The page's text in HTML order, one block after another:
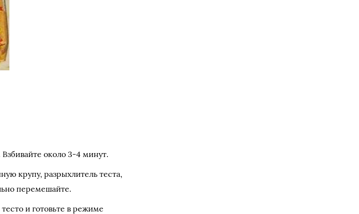
около 3-4 минут.
крупу, разрыхлитель теста,
перемешайте.
и готовьте в режиме